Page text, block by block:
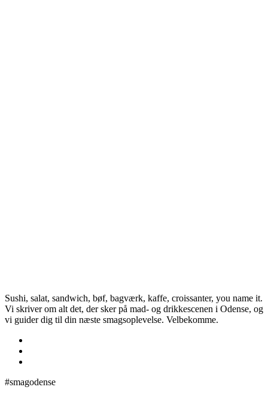
Sushi, salat, sandwich, bøf, bagværk, kaffe, croissanter, you name it.
Vi skriver om alt det, der sker på mad- og drikkescenen i Odense, og
vi guider dig til din næste smagsoplevelse. Velbekomme.
#smagodense